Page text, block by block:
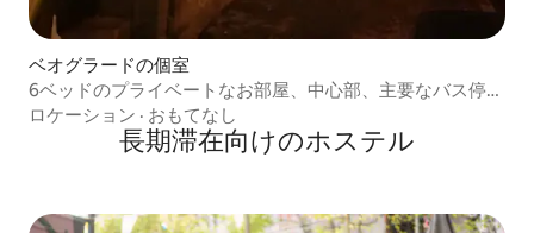
ベオグラードの個室
6ベッドのプライベートなお部屋、中心部、主要なバス停の
隣
ロケーション · おもてなし
長期滞在向けのホステル